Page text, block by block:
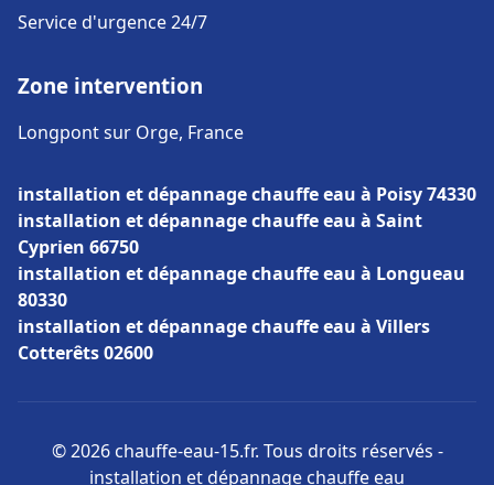
Service d'urgence 24/7
Zone intervention
Longpont sur Orge, France
installation et dépannage chauffe eau à Poisy 74330
installation et dépannage chauffe eau à Saint
Cyprien 66750
installation et dépannage chauffe eau à Longueau
80330
installation et dépannage chauffe eau à Villers
Cotterêts 02600
© 2026 chauffe-eau-15.fr. Tous droits réservés -
installation et dépannage chauffe eau